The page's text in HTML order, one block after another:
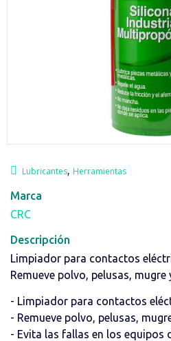
Lubricantes, Herramientas
Marca
CRC
Descripción
Limpiador para contactos
Remueve polvo, pelusas, mugre
- Limpiador para contactos
- Remueve polvo, pelusas,
- Evita las fallas en los equipos